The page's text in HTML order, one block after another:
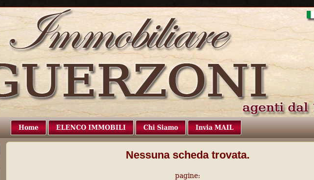
Home ELENCO IMMOBILI Chi Siamo Invia MAIL
Nessuna scheda trovata.
pagine: